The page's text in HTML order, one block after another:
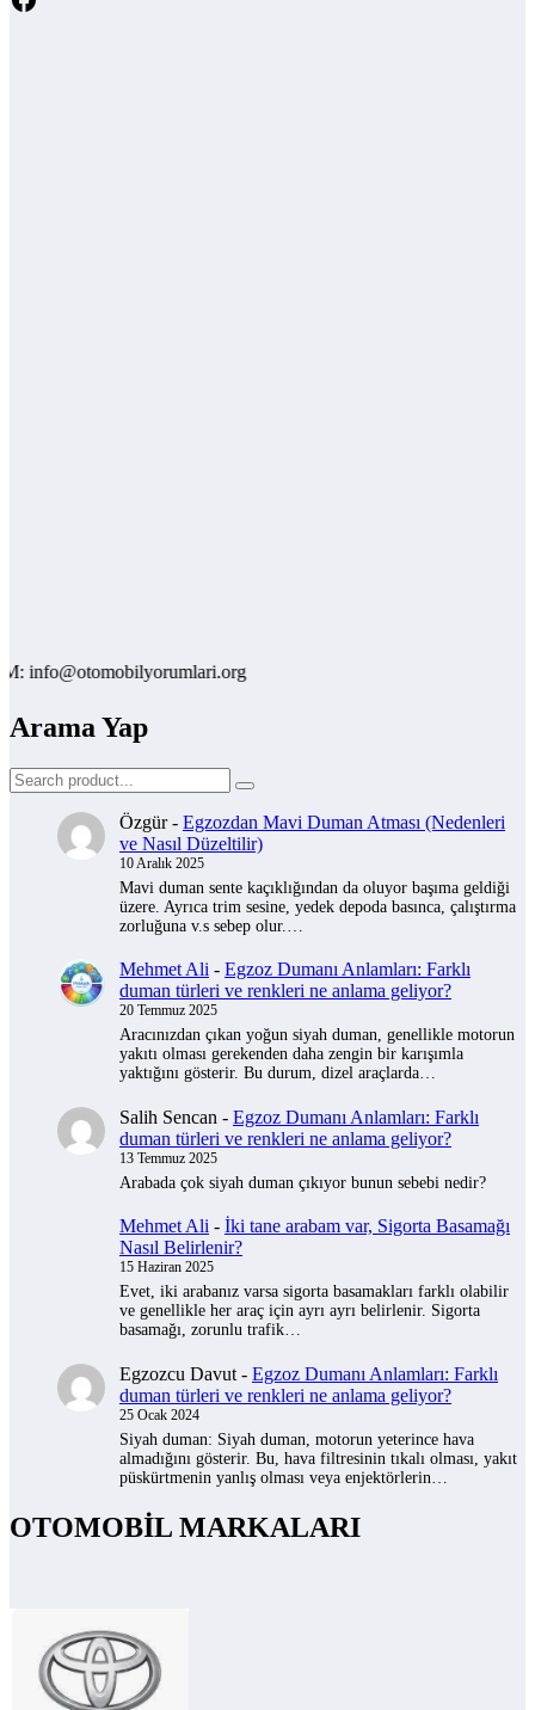
Arama Yap
Özgür- Egzozdan Mavi Duman Atması (Nedenleri
ve Nasıl Düzeltilir)
10 Aralık 2025
Mavi duman sente kaçıklığından da oluyor başıma geldiği
üzere. Ayrıca trim sesine, yedek depoda basınca, çalıştırma
zorluğuna v.s sebep olur.…
Mehmet Ali - Egzoz Dumanı Anlamları: Farklı
duman türleri ve renkleri ne anlama geliyor?
20 Temmuz 2025
Aracınızdan çıkan yoğun siyah duman, genellikle motorun
yakıtı olması gerekenden daha zengin bir karışımla
yaktığını gösterir. Bu durum, dizel araçlarda…
Salih Sencan - Egzoz Dumanı Anlamları: Farklı
duman türleri ve renkleri ne anlama geliyor?
13 Temmuz 2025
Arabada çok siyah duman çıkıyor bunun sebebi nedir?
Mehmet Ali - İki tane arabam var, Sigorta Basamağı
Nasıl Belirlenir?
15 Haziran 2025
Evet, iki arabanız varsa sigorta basamakları farklı olabilir
ve genellikle her araç için ayrı ayrı belirlenir. Sigorta
basamağı, zorunlu trafik…
Egzozcu Davut - Egzoz Dumanı Anlamları: Farklı
duman türleri ve renkleri ne anlama geliyor?
25 Ocak 2024
Siyah duman: Siyah duman, motorun yeterince hava
almadığını gösterir. Bu, hava filtresinin tıkalı olması, yakıt
püskürtmenin yanlış olması veya enjektörlerin…
OTOMOBİL MARKALARI